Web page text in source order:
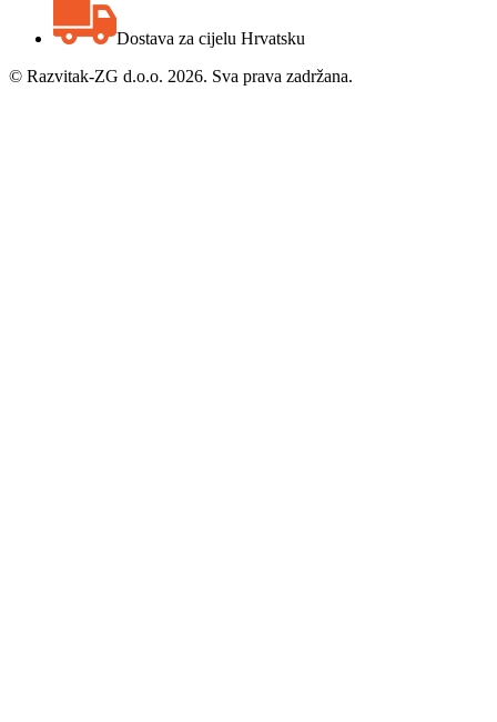
Dostava za cijelu Hrvatsku
© Razvitak-ZG d.o.o. 2026. Sva prava zadržana.